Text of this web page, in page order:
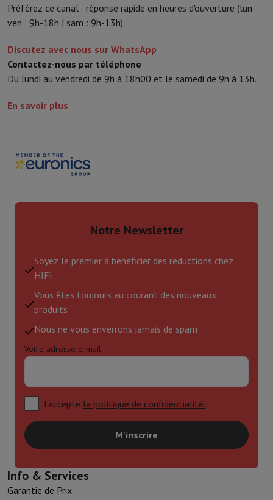
Préférez ce canal - réponse rapide en heures d'ouverture (lun-
ven : 9h-18h | sam : 9h-13h)
Discutez avec nous sur WhatsApp
Contactez-nous par téléphone
Du lundi au vendredi de 9h à 18h00 et le samedi de 9h à 13h.
En savoir plus
Notre Newsletter
Soyez le premier à bénéficier des réductions chez
HIFI
Vous êtes toujours au courant des nouveaux
produits
Nous ne vous enverrons jamais de spam
Votre adresse e-mail
J'accepte la politique de confidentialité.
M'inscrire
Info & Services
Garantie de Prix